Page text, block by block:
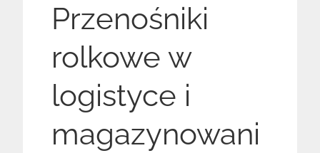
Przenośniki
rolkowe w
logistyce i
magazynowani